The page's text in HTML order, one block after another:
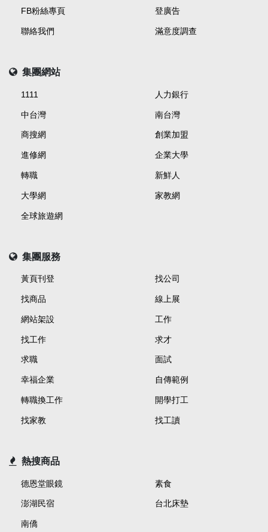
FB粉絲專頁 登廣告
聯絡我們 滿意度調查
集團網站
1111 人力銀行
中台灣 南台灣
商搜網 創業加盟
進修網 企業大學
轉職 新鮮人
大學網 家教網
全球旅遊網
集團服務
黃頁刊登 找公司
找商品 線上展
網站架設 工作
找工作 求才
求職 面試
幸福企業 自傳範例
轉職換工作 開學打工
找家教 找工讀
熱搜商品
德恩堂眼鏡 素食
澎湖民宿 台北床墊
南僑